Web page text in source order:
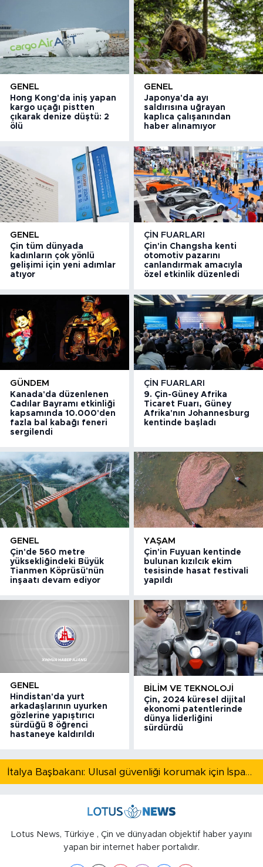
GENEL
Hong Kong'da iniş yapan
kargo uçağı pistten
çıkarak denize düştü: 2
ölü
GENEL
Japonya'da ayı
saldırısına uğrayan
kaplıca çalışanından
haber alınamıyor
GENEL
Çin tüm dünyada
kadınların çok yönlü
gelişimi için yeni adımlar
atıyor
ÇIN FUARLARI
Çin'in Changsha kenti
otomotiv pazarını
canlandırmak amacıyla
özel etkinlik düzenledi
GÜNDEM
Kanada'da düzenlenen
Cadılar Bayramı etkinliği
kapsamında 10.000'den
fazla bal kabağı feneri
sergilendi
ÇIN FUARLARI
9. Çin-Güney Afrika
Ticaret Fuarı, Güney
Afrika'nın Johannesburg
kentinde başladı
GENEL
Çin'de 560 metre
yüksekliğindeki Büyük
Tianmen Köprüsü'nün
inşaatı devam ediyor
YAŞAM
Çin'in Fuyuan kentinde
bulunan kızılcık ekim
tesisinde hasat festivali
yapıldı
GENEL
Hindistan'da yurt
arkadaşlarının uyurken
gözlerine yapıştırıcı
sürdüğü 8 öğrenci
hastaneye kaldırıldı
BILIM VE TEKNOLOJI
Çin, 2024 küresel dijital
ekonomi patentlerinde
dünya liderliğini
sürdürdü
İtalya Başbakanı: Ulusal güvenliği korumak için İspanya ile Schengen kapsamındaki serbest dolaşımı askıya alıyoruz
Lotus News, Türkiye , Çin ve dünyadan objektif haber yayını
yapan bir internet haber portalıdır.